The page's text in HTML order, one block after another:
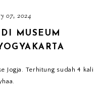
07, 2024
MUSEUM
Jogja. Terhitung sudah 4 kali